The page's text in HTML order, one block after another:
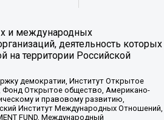
и международных
деятельность которых
на территории Российской
демократии, Институт Открытое
Открытое общество, Американо-
и правовому развитию,
Институт Международных Отношений,
FUND, Международный